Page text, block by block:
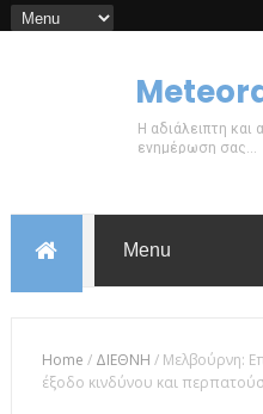
Η αδιάλειπτη και
ενημέρωση σας...
Home / ΔΙΕΘΝΗ / Μελβούρνη:
έξοδο κινδύνου και